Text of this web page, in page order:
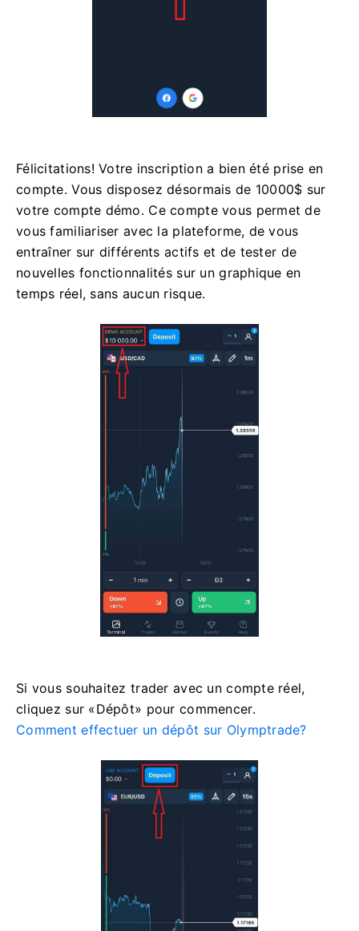
Félicitations! Votre inscription a bien été prise en
compte. Vous disposez désormais de 10000$ sur
votre compte démo. Ce compte vous permet de
vous familiariser avec la plateforme, de vous
entraîner sur différents actifs et de tester de
nouvelles fonctionnalités sur un graphique en
temps réel, sans aucun risque.
Si vous souhaitez trader avec un compte réel,
cliquez sur «Dépôt» pour commencer.
Comment effectuer un dépôt sur Olymptrade?